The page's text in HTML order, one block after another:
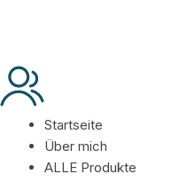
Startseite
Über mich
ALLE Produkte